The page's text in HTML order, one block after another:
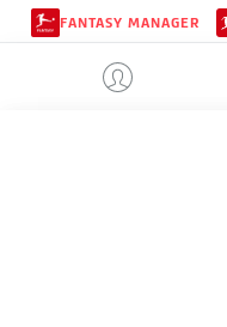
FANTASY MANAGER